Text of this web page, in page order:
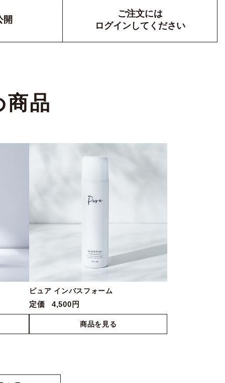
開
ご注文には
ログインしてください
商品
ピュア インバスフォーム
定価 4,500円